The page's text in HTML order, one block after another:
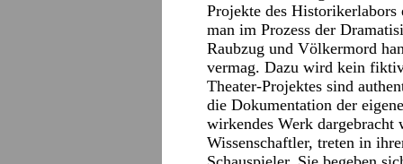
Projekte des
man im Prozess der
Raubzug und Völkermord
vermag. Dazu wird kein
Theater-Projektes sind
die Dokumentation der
wirkendes Werk
Wissenschaftler, treten in